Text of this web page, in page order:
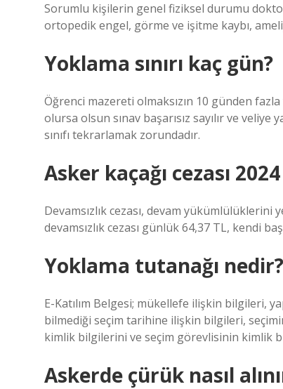
Sorumlu kişilerin genel fiziksel durumu
ortopedik engel, görme ve işitme kaybı,
Yoklama sınırı kaç gün?
Öğrenci mazereti olmaksızın 10 günden
olursa olsun sınav başarısız sayılır ve
sınıfı tekrarlamak zorundadır.
Asker kaçağı cezası
Devamsızlık cezası, devam
devamsızlık cezası günlük 64,37 TL, kendi
Yoklama tutanağı nedir?
E-Katılım Belgesi; mükellefe ilişkin bilgileri,
bilmediği seçim tarihine ilişkin bilgileri,
kimlik bilgilerini ve seçim görevlisinin kimlik
Askerde çürük nasıl